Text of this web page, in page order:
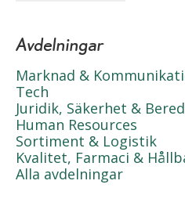
Avdelningar
Marknad &
Tech
Juridik, Säkerhet &
Human Resources
Sortiment & Logistik
Kvalitet, Farmaci &
Alla avdelningar